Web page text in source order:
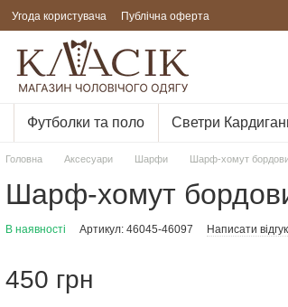
Угода користувача Публічна оферта
Футболки та поло Светри
Головна Аксесуари Шарфи Шарф-хомут
Шарф-хомут
В наявності Артикул: 46045-46097 Написати відгук
450 грн